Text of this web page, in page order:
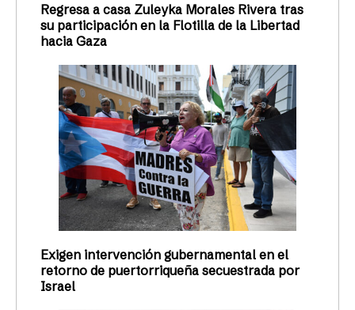
Regresa a casa Zuleyka Morales Rivera tras
su participación en la Flotilla de la Libertad
hacia Gaza
Exigen intervención gubernamental en el
retorno de puertorriqueña secuestrada por
Israel